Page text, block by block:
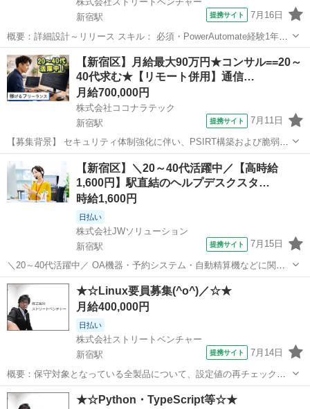
新宿駅
提携サイト 7月16日
概要：詳細設計～リリース スキル： 必須・PowerAutomate経験1年以
上 ・ExcelVBAの経験がある方 尚可 ・PL/SQL、C#の開発経験（スラ
イド可能性が上がります） 場所：新大久保駅 期間：長期 単価：...
東京 新宿区 新宿駅 プログラマー
【新宿区】月給最大90万円★コンサル==20～
40代求む★【リモート併用】通信…
月給700,000円
株式会社ココナラテック
新宿駅
提携サイト 7月11日
【募集背景】 セキュリティ体制強化に伴い、PSIRT構築および脆弱性
診断内製化を推進するための支援体制を強化するための募集です。
【作業内容】 セキュリティ体制強化に向けたPSIRT体制の構築および
運用支援を行っていただき...
東京 新宿駅
【新宿区】＼20～40代活躍中／【高時給
1,600円】駅直結のヘルプデスクスタ…
時給1,600円
日払い
株式会社JWソリューション
新宿駅
提携サイト 7月15日
＼20～40代活躍中／ OA機器・予約システム・自動精算機などに関す
る問い合わせ窓口のお仕事です。 企業や一般のお客様からのお問い合
わせに対して、要件をヒアリングし、マニュアルをもとに手順を説明
します。 基本的には受付(...
東京 新宿区 新宿駅 その他
★☆Linux要員募集(^o^)／☆★
月給400,000円
日払い
株式会社ストリートベンチャー
新宿駅
提携サイト 7月14日
概要：保守対象となっている全製品について、設定値の再チェックの
ため、各製品の設定値を本番環境から収集し、設計書との突合せを実
施いただきます。 設定値の収集については既存メンバーのサポートの
東京 新宿区 新宿駅
★☆Python・TypeScript等☆★